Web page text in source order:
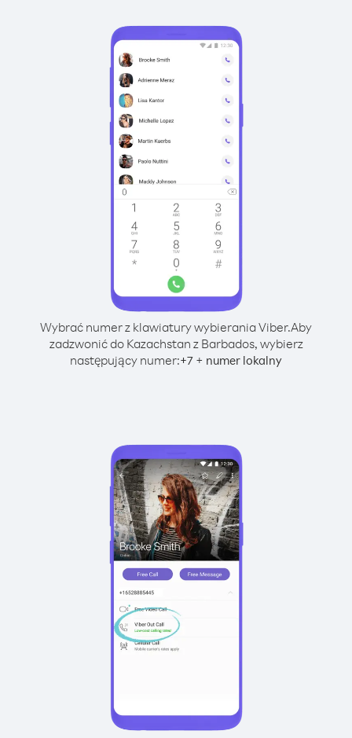
Wybrać numer z klawiatury wybierania Viber.Aby
zadzwonić do Kazachstan z Barbados, wybierz
następujący numer:+7 + numer lokalny